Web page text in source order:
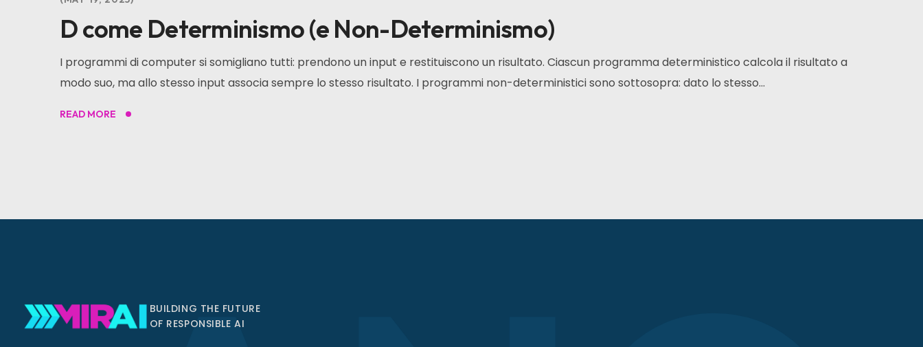
D come Determinismo (e Non-Determinismo)
I programmi di computer si somigliano tutti: prendono un input e restituiscono un risultato. Ciascun programma deterministico calcola il risultato a
modo suo, ma allo stesso input associa sempre lo stesso risultato. I programmi non-deterministici sono sottosopra: dato lo stesso...
READ MORE
BUILDING THE FUTURE
OF RESPONSIBLE AI